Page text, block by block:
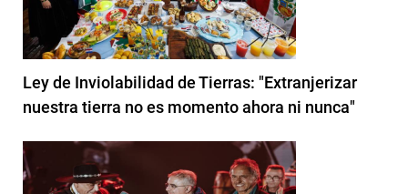
Ley de Inviolabilidad de Tierras: "Extranjerizar
nuestra tierra no es momento ahora ni nunca"